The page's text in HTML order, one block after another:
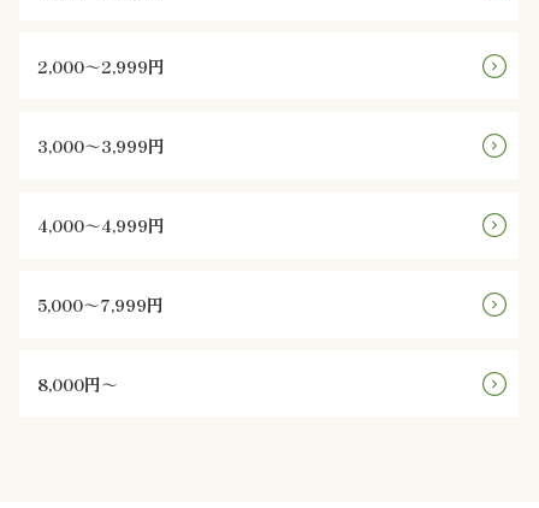
ン
近
米
菜
2,000～2,999円
3,000～3,999円
4,000～4,999円
5,000～7,999円
8,000円～